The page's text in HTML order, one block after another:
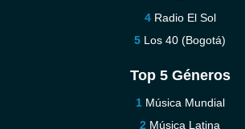
Radio El Sol
Los 40 (Bogotá)
Top 5 Géneros
Música Mundial
Música Latina